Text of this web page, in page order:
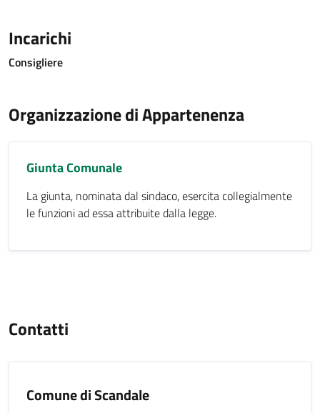
Incarichi
Consigliere
Organizzazione di Appartenenza
Giunta Comunale
La giunta, nominata dal sindaco, esercita collegialmente
le funzioni ad essa attribuite dalla legge.
Contatti
Comune di Scandale